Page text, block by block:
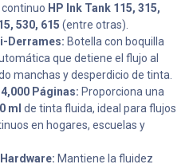
HP Ink Tank 115, 315,
530, 615 (entre otras).
Derrames: Botella con boquilla
que detiene el flujo al
manchas y desperdicio de tinta.
Páginas: Proporciona una
ml de tinta fluida, ideal para flujos
en hogares, escuelas y
Mantiene la fluidez